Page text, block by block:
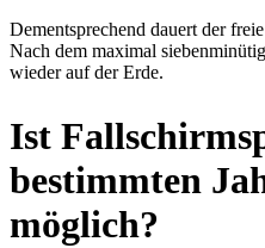
Dementsprechend dauert der
Nach dem maximal
wieder auf der Erde.
Ist
bestimmten
möglich?